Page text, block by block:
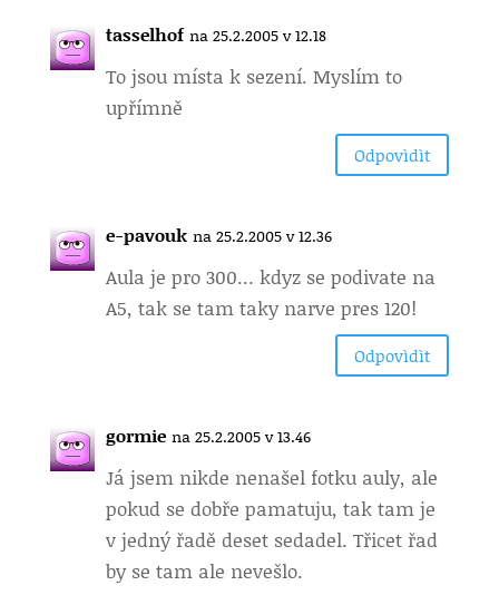
tasselhof na 25.2.2005 v 12.18
To jsou místa k sezení. Myslím to
upřímně
Odpovìdìt
e-pavouk na 25.2.2005 v 12.36
Aula je pro 300… kdyz se podivate na
A5, tak se tam taky narve pres 120!
Odpovìdìt
gormie na 25.2.2005 v 13.46
Já jsem nikde nenašel fotku auly, ale
pokud se dobře pamatuju, tak tam je
v jedný řadě deset sedadel. Třicet řad
by se tam ale nevešlo.